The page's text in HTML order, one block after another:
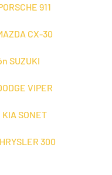
911
CX-30
SUZUKI
VIPER
SONET
300